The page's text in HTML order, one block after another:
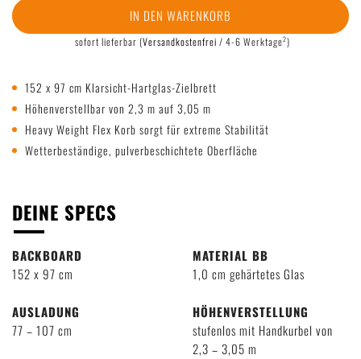
IN DEN WARENKORB
sofort lieferbar (Versandkostenfrei / 4-6 Werktage2)
152 x 97 cm Klarsicht-Hartglas-Zielbrett
Höhenverstellbar von 2,3 m auf 3,05 m
Heavy Weight Flex Korb sorgt für extreme Stabilität
Wetterbeständige, pulverbeschichtete Oberfläche
DEINE SPECS
BACKBOARD
152 x 97 cm
MATERIAL BB
1,0 cm gehärtetes Glas
AUSLADUNG
77 – 107 cm
HÖHENVERSTELLUNG
stufenlos mit Handkurbel von
2,3 – 3,05 m